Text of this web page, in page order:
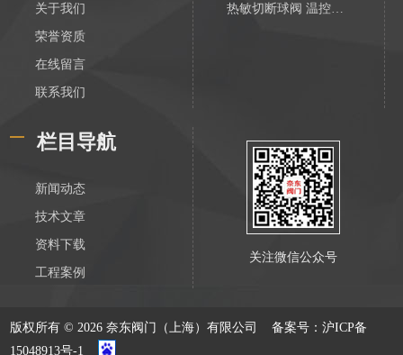
关于我们
荣誉资质
在线留言
联系我们
热敏切断球阀 温控切断阀
栏目导航
新闻动态
技术文章
资料下载
工程案例
关注微信公众号
版权所有 © 2026 奈东阀门（上海）有限公司备案号：沪ICP备
15048913号-1